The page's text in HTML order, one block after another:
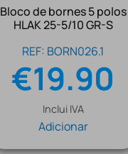
Bloco de bornes 5 polos
HLAK 25-5/10 GR-S
REF: BORN026.1
€19.90
Inclui IVA
Adicionar